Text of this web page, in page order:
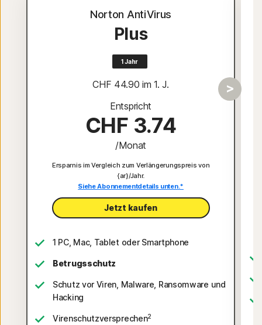
Norton AntiVirus
Plus
1 Jahr
CHF 44.90 im 1. J.
Entspricht
CHF 3.74
/Monat
Ersparnis im Vergleich zum Verlängerungspreis von
{ar}/Jahr.
Siehe Abonnementdetails unten.*
Jetzt kaufen
1 PC, Mac, Tablet oder Smartphone
Betrugsschutz
Schutz vor Viren, Malware, Ransomware und
Hacking
Virenschutzversprechen2